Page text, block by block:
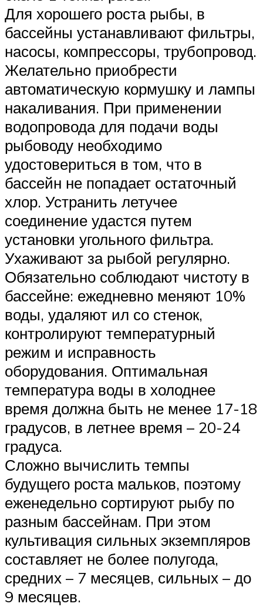
Для хорошего роста рыбы, в
бассейны устанавливают фильтры,
насосы, компрессоры, трубопровод.
Желательно приобрести
автоматическую кормушку и лампы
накаливания. При применении
водопровода для подачи воды
рыбоводу необходимо
удостовериться в том, что в
бассейн не попадает остаточный
хлор. Устранить летучее
соединение удастся путем
установки угольного фильтра.
Ухаживают за рыбой регулярно.
Обязательно соблюдают чистоту в
бассейне: ежедневно меняют 10%
воды, удаляют ил со стенок,
контролируют температурный
режим и исправность
оборудования. Оптимальная
температура воды в холоднее
время должна быть не менее 17-18
градусов, в летнее время – 20-24
градуса.
Сложно вычислить темпы
будущего роста мальков, поэтому
еженедельно сортируют рыбу по
разным бассейнам. При этом
культивация сильных экземпляров
составляет не более полугода,
средних – 7 месяцев, сильных – до
9 месяцев.